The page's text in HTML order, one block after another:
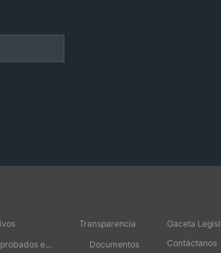
e...
Transparencia
Documentos
Gaceta
Contáctanos